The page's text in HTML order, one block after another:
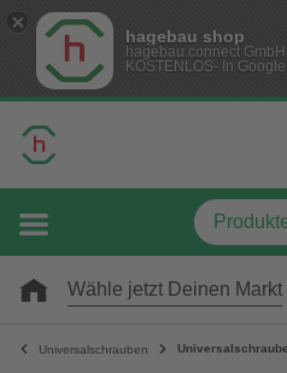
hagebau shop
hagebau connect
KOSTENLOS- In
Wähle jetzt Deinen Markt
Universalschrauben